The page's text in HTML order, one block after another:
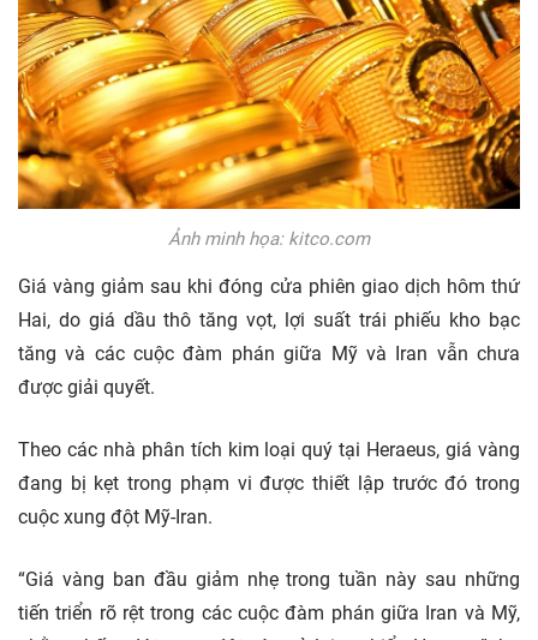
Ảnh minh họa: kitco.com
Giá vàng giảm sau khi đóng cửa phiên giao dịch hôm thứ
Hai, do giá dầu thô tăng vọt, lợi suất trái phiếu kho bạc
tăng và các cuộc đàm phán giữa Mỹ và Iran vẫn chưa
được giải quyết.
Theo các nhà phân tích kim loại quý tại Heraeus, giá vàng
đang bị kẹt trong phạm vi được thiết lập trước đó trong
cuộc xung đột Mỹ-Iran.
“Giá vàng ban đầu giảm nhẹ trong tuần này sau những
tiến triển rõ rệt trong các cuộc đàm phán giữa Iran và Mỹ,